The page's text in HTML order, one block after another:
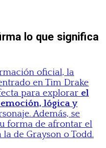
lo que significa
oficial, la
en Tim Drake
para explorar el
lógica y
Además, se
forma de afrontar el
de Grayson o Todd.